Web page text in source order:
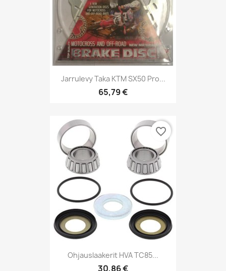
Jarrulevy Taka KTM SX50 Pro...
65,79 €
Ohjauslaakerit HVA TC85...
30,86 €
favorite_border